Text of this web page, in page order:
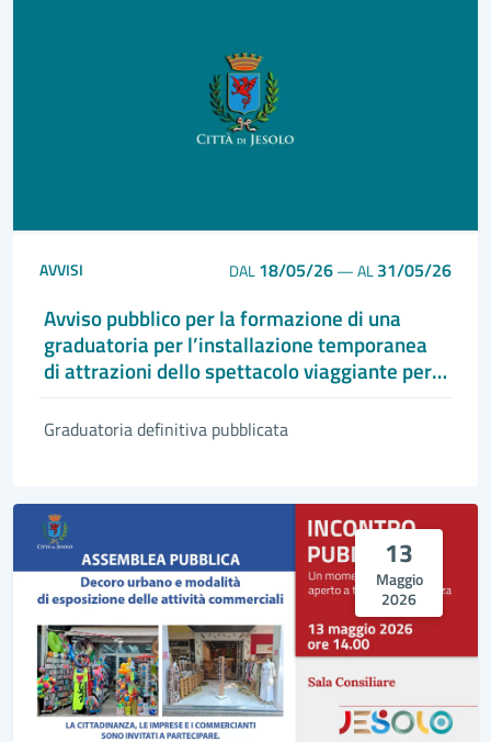
AVVISI DAL18/05/26—AL31/05/26
Avviso pubblico per la formazione di una
graduatoria per l’installazione temporanea
di attrazioni dello spettacolo viaggiante per
Graduatoria definitiva pubblicata
13
Maggio
2026